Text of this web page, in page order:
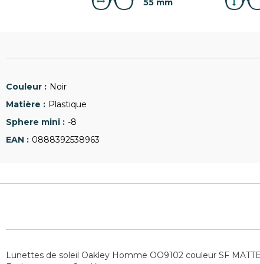
55 mm
Noir
Plastique
-8
0888392538963
Lunettes de soleil Oakley Homme OO9102 couleur SF